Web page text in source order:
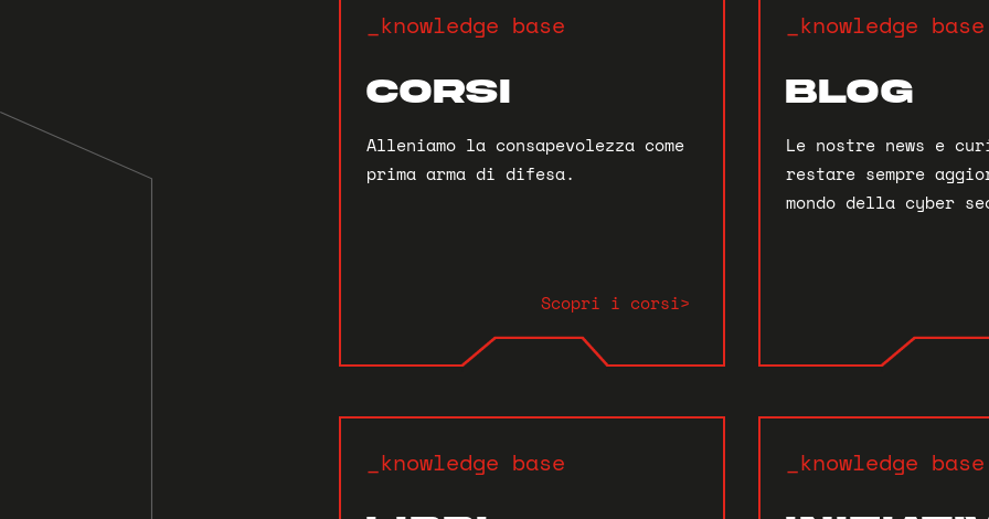
_knowledge base
CORSI
Alleniamo la consapevolezza come
prima arma di difesa.
Scopri i corsi>
_knowledge base
BLOG
Le nostre news e
restare sempre
mondo della cyber
_knowledge base _knowledge base